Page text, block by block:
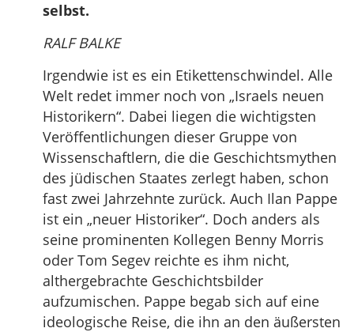
selbst.
RALF BALKE
Irgendwie ist es ein Etikettenschwindel. Alle
Welt redet immer noch von „Israels neuen
Historikern“. Dabei liegen die wichtigsten
Veröffentlichungen dieser Gruppe von
Wissenschaftlern, die die Geschichtsmythen
des jüdischen Staates zerlegt haben, schon
fast zwei Jahrzehnte zurück. Auch Ilan Pappe
ist ein „neuer Historiker“. Doch anders als
seine prominenten Kollegen Benny Morris
oder Tom Segev reichte es ihm nicht,
althergebrachte Geschichtsbilder
aufzumischen. Pappe begab sich auf eine
ideologische Reise, die ihn an den äußersten